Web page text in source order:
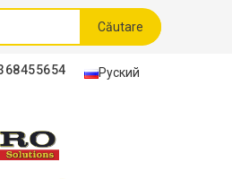
Руский
Căutare